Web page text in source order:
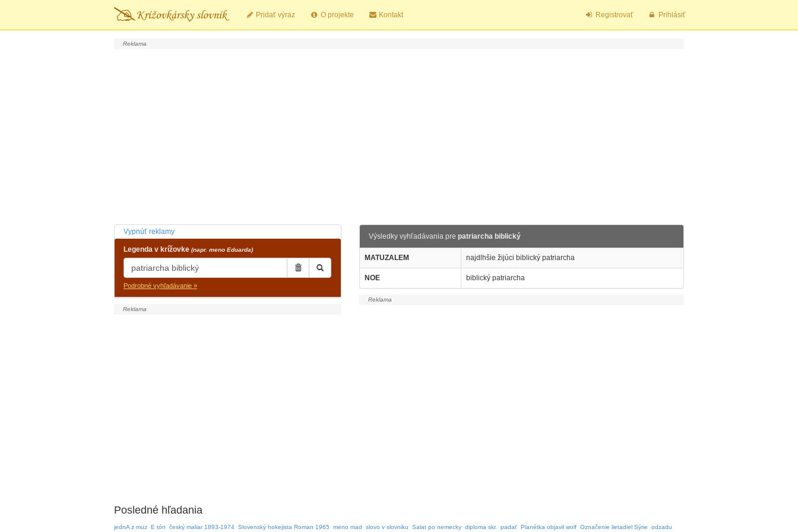
Pridať výraz O projekte Kontakt Registrovať Prihlásiť
Vypnúť reklamy
Legenda v krížovke (napr. meno Eduarda)
Podrobné vyhľadávanie »
Výsledky vyhľadávania pre patriarcha biblický
MATUZALEM najdlhšie žijúci biblický patriarcha
NOE biblický patriarcha
Posledné hľadania
jednA z muz E tón český maliar 1893-1974 Slovenský hokejista Roman 1965 meno mad slovo v slovniku Salat po nemecky diploma skr. padať Planétka objavil wolf Označenie lietadiel Sýrie odzadu